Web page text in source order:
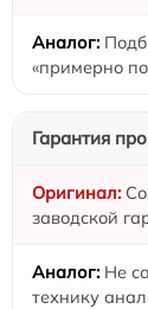
«примерно
Гарантия
заводской
Не
технику